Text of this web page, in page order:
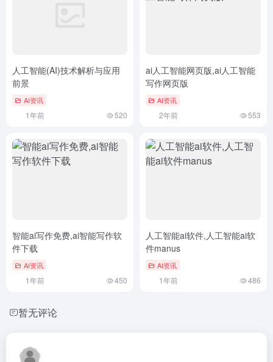
人工智能(AI)技术解析与应用
前景
AI资讯
1年前 520
ai人工智能网页版,ai人工智能
写作网页版
AI资讯
2年前 553
智能ai写作免费,ai智能写作软
件下载
AI资讯
1年前 450
人工智能ai软件,人工智能ai软
件manus
AI资讯
1年前 486
暂无评论